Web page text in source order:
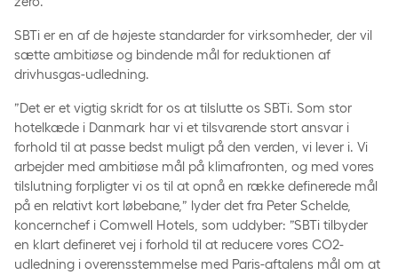
SBTi er en af de højeste standarder for virksomheder, der vil
sætte ambitiøse og bindende mål for reduktionen af
drivhusgas-udledning.
”Det er et vigtig skridt for os at tilslutte os SBTi. Som stor
hotelkæde i Danmark har vi et tilsvarende stort ansvar i
forhold til at passe bedst muligt på den verden, vi lever i. Vi
arbejder med ambitiøse mål på klimafronten, og med vores
tilslutning forpligter vi os til at opnå en række definerede mål
på en relativt kort løbebane,” lyder det fra Peter Schelde,
koncernchef i Comwell Hotels, som uddyber: ”SBTi tilbyder
en klart defineret vej i forhold til at reducere vores CO2-
udledning i overensstemmelse med Paris-aftalens mål om at